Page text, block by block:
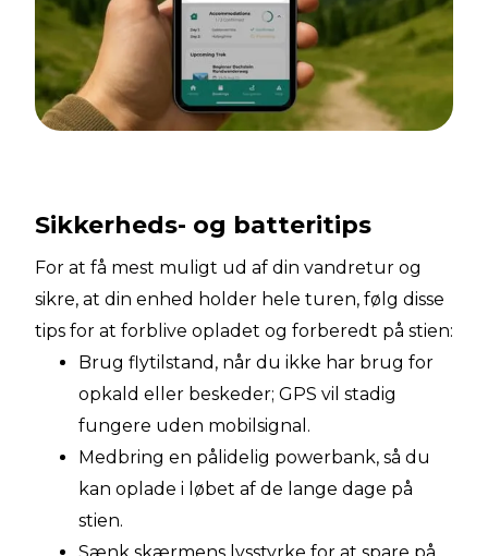
Sikkerheds- og batteritips
For at få mest muligt ud af din vandretur og
sikre, at din enhed holder hele turen, følg disse
tips for at forblive opladet og forberedt på stien:
Brug flytilstand, når du ikke har brug for
opkald eller beskeder; GPS vil stadig
fungere uden mobilsignal.
Medbring en pålidelig powerbank, så du
kan oplade i løbet af de lange dage på
stien.